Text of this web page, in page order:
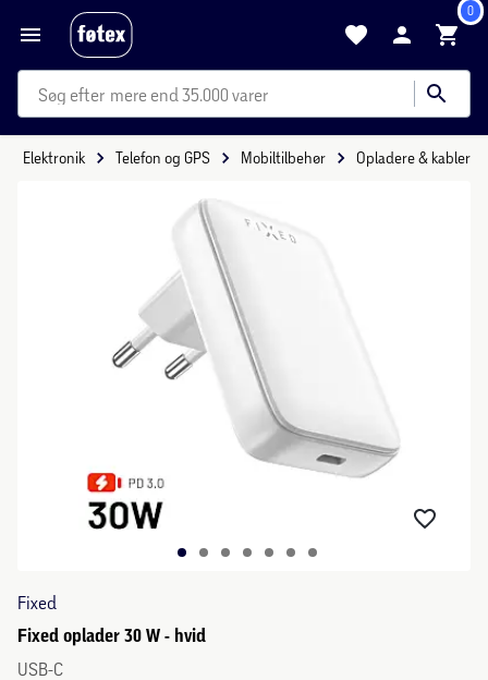
0
mere end 35.000 varer
Elektronik Telefon og GPS Mobiltilbehør Opladere & kabler
Fixed
Fixed oplader 30 W - hvid
USB-C